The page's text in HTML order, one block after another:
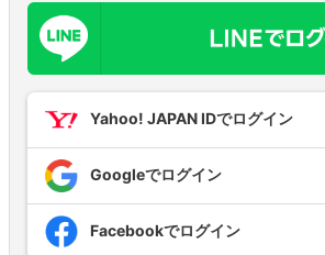
Yahoo! JAPAN IDでログイン
Googleでログイン
Facebookでログイン